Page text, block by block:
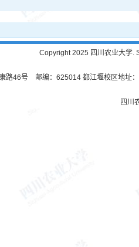
Copyright 2025 四川农业大学.
路46号 邮编：625014 都江堰校区地址
四川